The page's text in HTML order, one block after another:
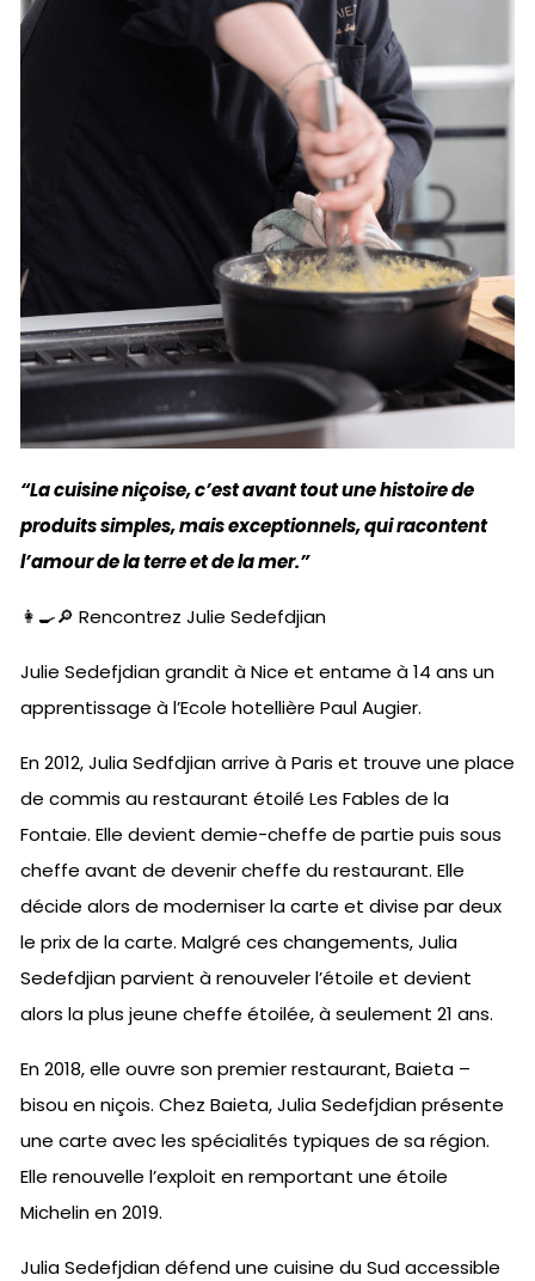
“La cuisine niçoise, c’est avant tout une histoire de
produits simples, mais exceptionnels, qui racontent
l’amour de la terre et de la mer.”
👩‍🍳🔎 Rencontrez Julie Sedefdjian
Julie Sedefjdian grandit à Nice et entame à 14 ans un
apprentissage à l’Ecole hotellière Paul Augier.
En 2012, Julia Sedfdjian arrive à Paris et trouve une place
de commis au restaurant étoilé Les Fables de la
Fontaie. Elle devient demie-cheffe de partie puis sous
cheffe avant de devenir cheffe du restaurant. Elle
décide alors de moderniser la carte et divise par deux
le prix de la carte. Malgré ces changements, Julia
Sedefdjian parvient à renouveler l’étoile et devient
alors la plus jeune cheffe étoilée, à seulement 21 ans.
En 2018, elle ouvre son premier restaurant, Baieta –
bisou en niçois. Chez Baieta, Julia Sedefjdian présente
une carte avec les spécialités typiques de sa région.
Elle renouvelle l’exploit en remportant une étoile
Michelin en 2019.
Julia Sedefjdian défend une cuisine du Sud accessible